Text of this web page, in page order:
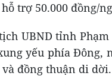
trợ 50.000 đồng/
UBND tỉnh
yếu phía
đồng thuận di dời.